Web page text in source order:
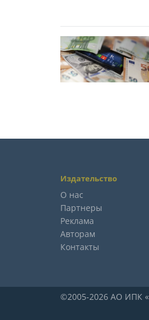
Издательство
О нас
Партнеры
Реклама
Авторам
Контакты
©2005-2026 АО ИПК